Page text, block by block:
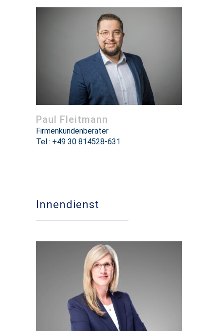
Paul Fleitmann
Firmenkundenberater
Tel.: +49 30 814528-631
Innendienst